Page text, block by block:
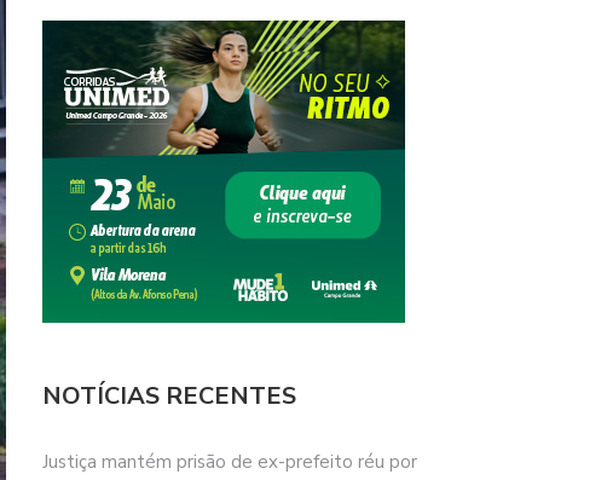
NOTÍCIAS RECENTES
Justiça mantém prisão de ex-prefeito réu por